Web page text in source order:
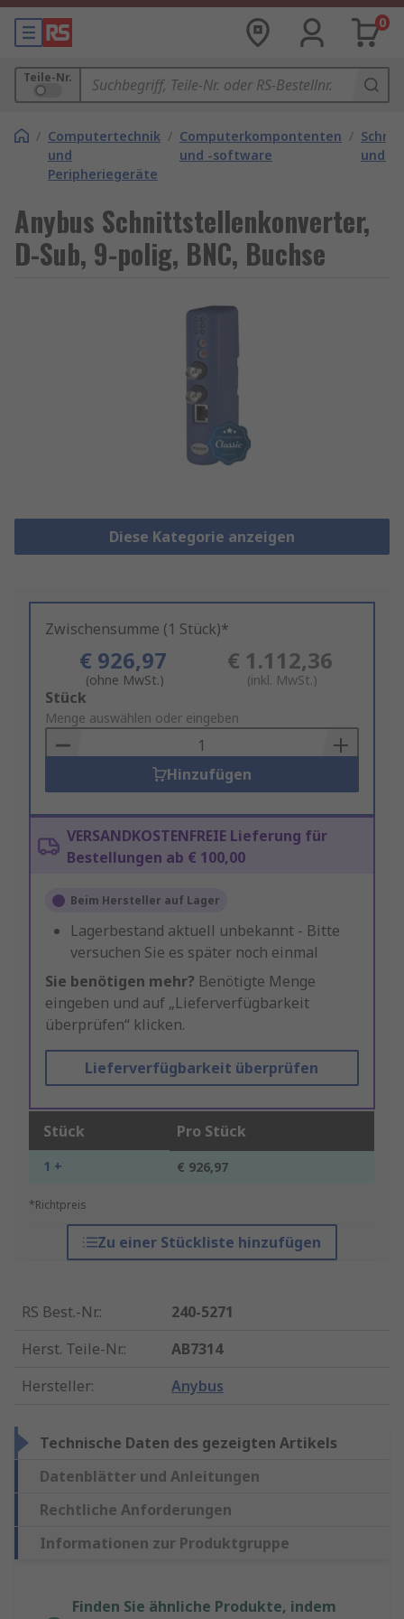
0
Teile-Nr.
/ Computertechnik
und
Peripheriegeräte
/ Computerkompontenten
und -software
/
und -
Anybus Schnittstellenkonverter,
D-Sub, 9-polig, BNC, Buchse
Diese Kategorie anzeigen
Zwischensumme (1 Stück)*
€ 926,97
(ohne MwSt.)
€ 1.112,36
(inkl. MwSt.)
Add
to
Basket
Stück
Menge auswählen oder eingeben
Hinzufügen
VERSANDKOSTENFREIE Lieferung für
Bestellungen ab € 100,00
Beim Hersteller auf Lager
Lagerbestand aktuell unbekannt - Bitte
versuchen Sie es später noch einmal
Sie benötigen mehr? Benötigte Menge
eingeben und auf „Lieferverfügbarkeit
überprüfen“ klicken.
Lieferverfügbarkeit überprüfen
Stück Pro Stück
1 + € 926,97
*Richtpreis
Zu einer Stückliste hinzufügen
RS Best.-Nr.:
240-5271
Herst. Teile-Nr.:
AB7314
Hersteller: Anybus
Technische Daten des gezeigten Artikels
Datenblätter und Anleitungen
Rechtliche Anforderungen
Informationen zur Produktgruppe
Finden Sie ähnliche Produkte, indem